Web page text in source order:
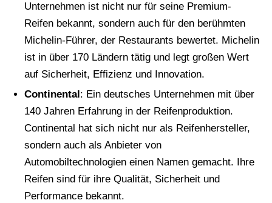
Unternehmen ist nicht nur für seine Premium-
Reifen bekannt, sondern auch für den berühmten
Michelin-Führer, der Restaurants bewertet. Michelin
ist in über 170 Ländern tätig und legt großen Wert
auf Sicherheit, Effizienz und Innovation.
Continental : Ein deutsches Unternehmen mit über
140 Jahren Erfahrung in der Reifenproduktion.
Continental hat sich nicht nur als Reifenhersteller,
sondern auch als Anbieter von
Automobiltechnologien einen Namen gemacht. Ihre
Reifen sind für ihre Qualität, Sicherheit und
Performance bekannt.